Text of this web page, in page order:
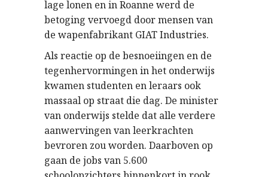
lage lonen en in Roanne werd de
betoging vervoegd door mensen van
de wapenfabrikant GIAT Industries.
Als reactie op de besnoeiingen en de
tegenhervormingen in het onderwijs
kwamen studenten en leraars ook
massaal op straat die dag. De minister
van onderwijs stelde dat alle verdere
aanwervingen van leerkrachten
bevroren zou worden. Daarboven op
gaan de jobs van 5.600